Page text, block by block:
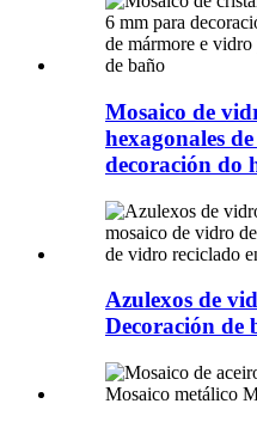
Mosaico de
hexagonales
decoración do
Azulexos de
Decoración de